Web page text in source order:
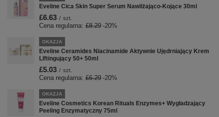
Eveline Cica Skin Super Serum Nawilżająco-Kojące 30ml
£6.63 / szt.
Cena regularna: £8.29 -20%
OKAZJA
Eveline Ceramides Niacinamide Aktywnie Ujędrniający Krem
LIftingujący 50+ 50ml
£5.03 / szt.
Cena regularna: £6.29 -20%
OKAZJA
Eveline Cosmetics Korean Rituals Enzymes+ Wygładzający
Peeling Enzymatyczny 75ml